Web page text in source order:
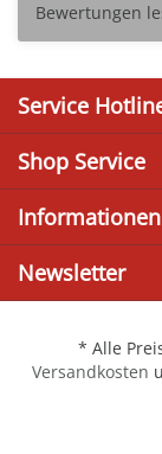
Bewertungen
Service
Shop Service
Informationen
Newsletter
* Alle
Versandkosten